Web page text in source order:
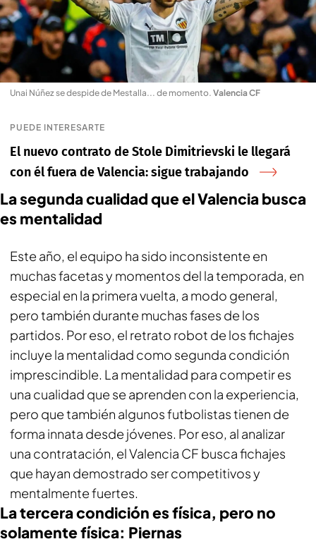
Unai Núñez se despide de Mestalla... de momento. Valencia CF
PUEDE INTERESARTE
El nuevo contrato de Stole Dimitrievski le llegará
con él fuera de Valencia: sigue trabajando
La segunda cualidad que el Valencia busca
es mentalidad
Este año, el equipo ha sido inconsistente en
muchas facetas y momentos del la temporada, en
especial en la primera vuelta, a modo general,
pero también durante muchas fases de los
partidos. Por eso, el retrato robot de los fichajes
incluye la mentalidad como segunda condición
imprescindible. La mentalidad para competir es
una cualidad que se aprenden con la experiencia,
pero que también algunos futbolistas tienen de
forma innata desde jóvenes. Por eso, al analizar
una contratación, el Valencia CF busca fichajes
que hayan demostrado ser competitivos y
mentalmente fuertes.
La tercera condición es física, pero no
solamente física: Piernas